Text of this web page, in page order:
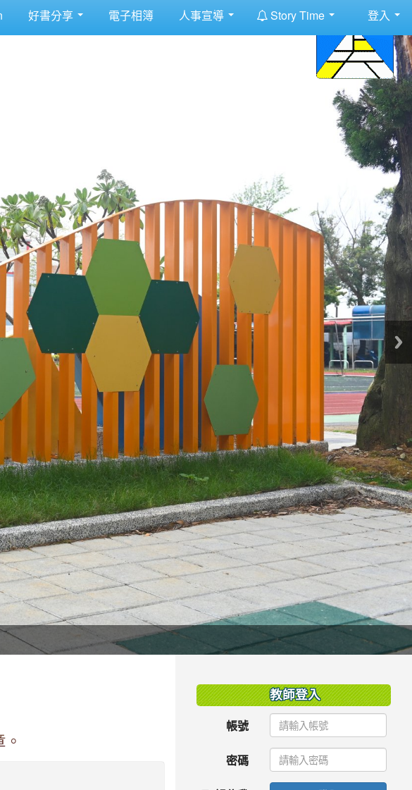
好書分享 電子相簿 人事宣導 Story Time 登入
教師登入
帳號
密碼